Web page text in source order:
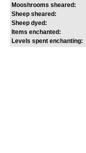
Mooshrooms sheared:
Sheep sheared:
Sheep dyed:
Items enchanted:
Levels spent enchanting: